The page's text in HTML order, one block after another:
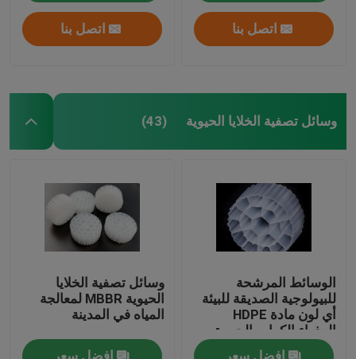
اتصل بنا اتصل بنا
وسائل تصفية الخلايا الحيوية (43)
الوسائط المرشحة
للبيولوجية الصديقة للبيئة
أي لون مادة HDPE
العذراء الكرات الحيوية
افضل سعر
وسائل تصفية الخلايا
الحيوية MBBR لمعالجة
المياه في المدينة
افضل سعر